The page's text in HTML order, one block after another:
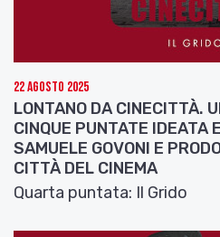
22 Agosto 2025
LONTANO DA CINECITTÀ.
CINQUE PUNTATE IDEATA
SAMUELE GOVONI E
CITTÀ DEL CINEMA
Quarta puntata: Il Grido